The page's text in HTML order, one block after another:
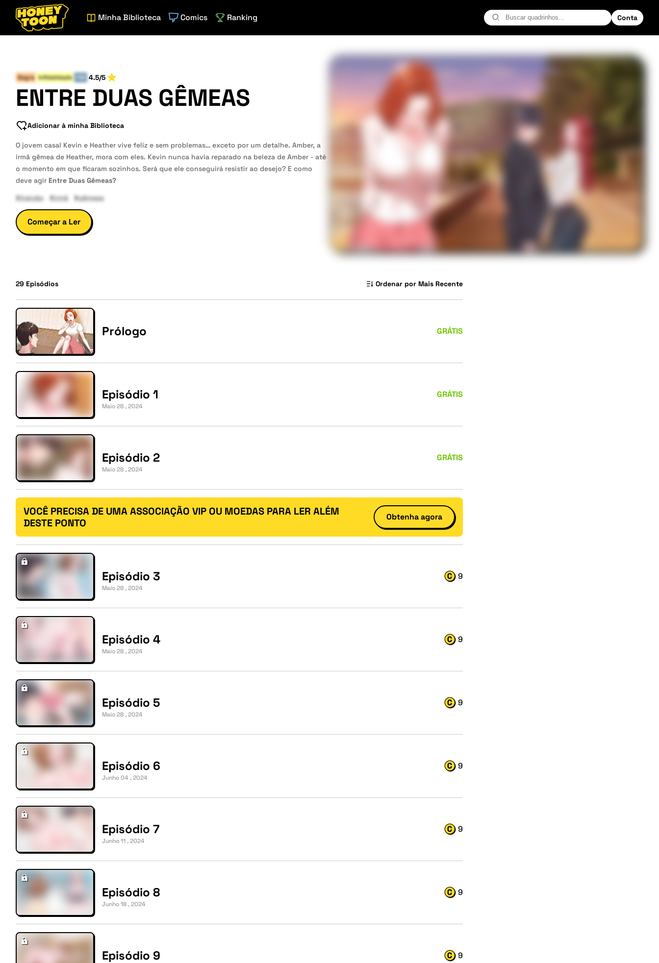
Conta
Minha Biblioteca Comics Ranking
Sogra Infidelidade 4.5/5
ENTRE DUAS GÊMEAS
Adicionar à minha Biblioteca
O jovem casal Kevin e Heather vive feliz e sem problemas… exceto por um detalhe. Amber, a
irmã gêmea de Heather, mora com eles. Kevin nunca havia reparado na beleza de Amber - até
o momento em que ficaram sozinhos. Será que ele conseguirá resistir ao desejo? E como
deve agir Entre Duas Gêmeas?
#traição
#irmã #gêmeas
Começar a Ler
29 Episódios Ordenar por Mais Recente
Prólogo GRÁTIS
Episódio 1
Maio 28 , 2024
GRÁTIS
Episódio 2
Maio 28 , 2024
GRÁTIS
VOCÊ PRECISA DE UMA ASSOCIAÇÃO VIP OU MOEDAS PARA LER ALÉM
DESTE PONTO
Obtenha agora
Episódio 3
Maio 28 , 2024
9
Episódio 4
Maio 28 , 2024
9
Episódio 5
Maio 28 , 2024
9
Episódio 6
Junho 04 , 2024
9
Episódio 7
Junho 11 , 2024
9
Episódio 8
Junho 18 , 2024
9
Episódio 9 9